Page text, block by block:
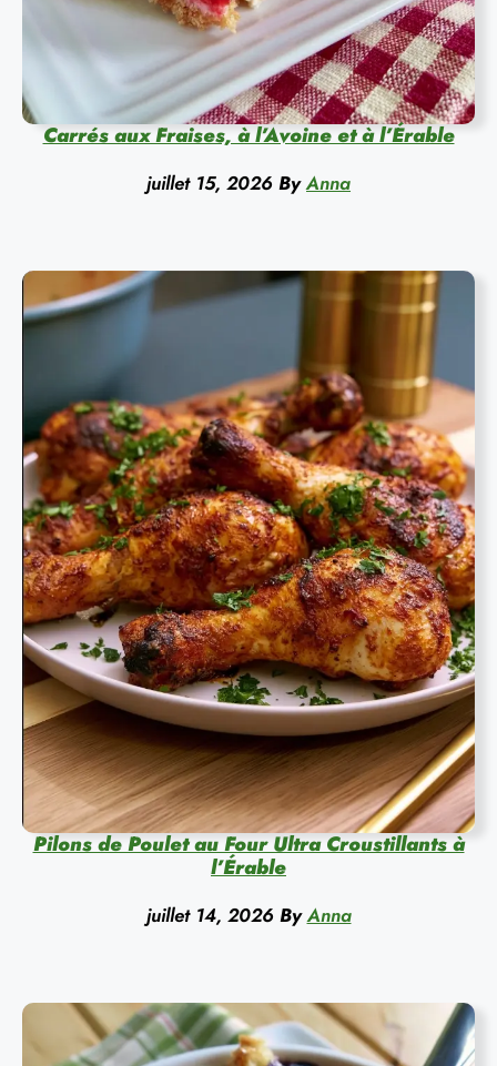
Carrés aux Fraises, à l’Avoine et à l’Érable
juillet 15, 2026 By Anna
Pilons de Poulet au Four Ultra Croustillants à
l’Érable
juillet 14, 2026 By Anna